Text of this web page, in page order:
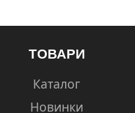
ТОВАРИ
Каталог
Новинки